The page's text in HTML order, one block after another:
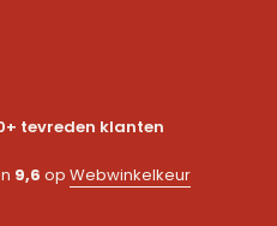
tevreden klanten
9,6 op Webwinkelkeur